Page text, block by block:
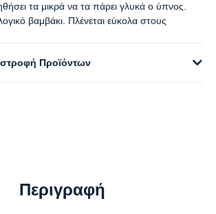
τα μικρά να τα πάρει γλυκά ο ύπνος.
βαμβάκι. Πλένεται εύκολα στους
Προϊόντων
Περιγραφή